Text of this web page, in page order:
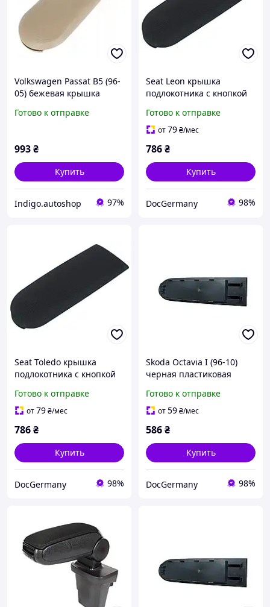
Volkswagen Passat B5 (96-
05) бежевая крышка
оббивка КОЖЗАМ,
Готово к отправке
993₴
Купить
Indigo.autoshop 97%
Seat Leon крышка
подлокотника с кнопкой
Готово к отправке
от79₴/мес
786₴
Купить
DocGermany 98%
Seat Toledo крышка
подлокотника с кнопкой
Готово к отправке
от79₴/мес
786₴
Купить
DocGermany 98%
Skoda Octavia I (96-10)
черная пластиковая
(без обшивки!), Шкода
Октавиа 1
Готово к отправке
от59₴/мес
586₴
Купить
DocGermany 98%